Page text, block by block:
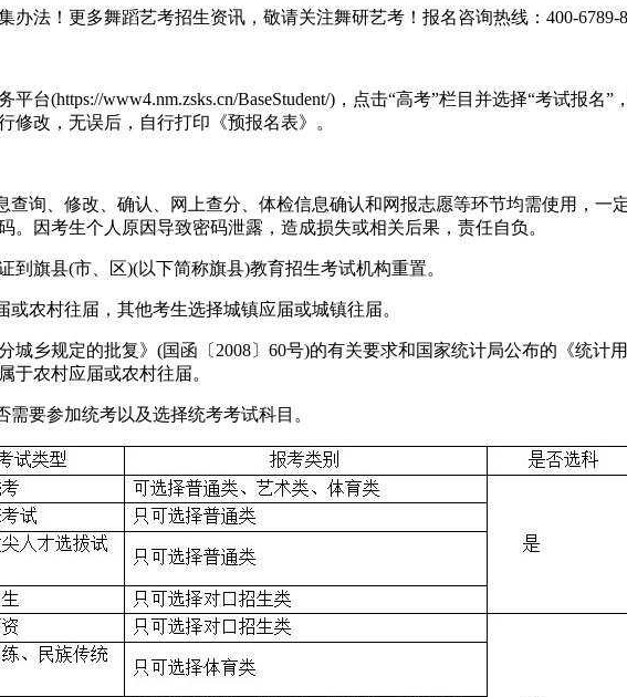
法！更多舞蹈艺考招生资讯，敬请关注舞研艺考！报名咨询热线：400-6789-
台(https://www4.nm.zsks.cn/BaseStudent/)，点击“高考”栏目并选择“考试报
改，无误后，自行打印《预报名表》。
询、修改、确认、网上查分、体检信息确认和网报志愿等环节均需使用，一
因考生个人原因导致密码泄露，造成损失或相关后果，责任自负。
旗县(市、区)(以下简称旗县)教育招生考试机构重置。
农村往届，其他考生选择城镇应届或城镇往届。
乡规定的批复》(国函〔2008〕60号)的有关要求和国家统计局公布的《统计
于农村应届或农村往届。
要参加统考以及选择统考考试科目。